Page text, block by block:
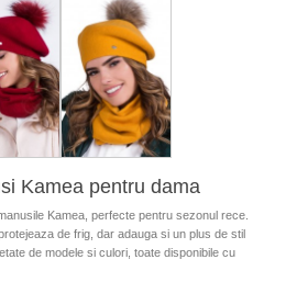
Kamea pentru dama
Kamea, perfecte pentru sezonul rece.
de frig, dar adauga si un plus de stil
de modele si culori, toate disponibile cu